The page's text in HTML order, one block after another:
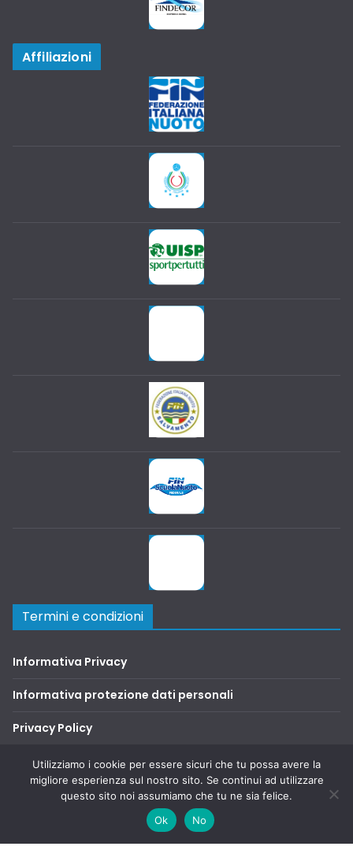
Affiliazioni
Termini e condizioni
Informativa Privacy
Informativa protezione dati personali
Privacy Policy
Terms and Conditions
SAFA2000. Tutti i diritti riservati.
di ThemeGrill. Powered by
Utilizziamo i cookie per essere sicuri che tu possa avere la
migliore esperienza sul nostro sito. Se continui ad utilizzare
questo sito noi assumiamo che tu ne sia felice.
Ok
No